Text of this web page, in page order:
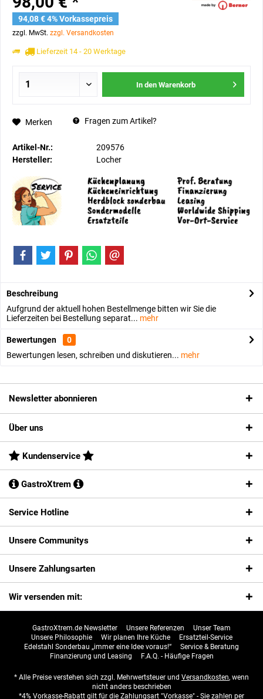
94,08 € 4% Vorkassepreis
zzgl. MwSt. zzgl. Versandkosten
Lieferzeit 14 - 20 Werktage
In den Warenkorb
Merken Fragen zum Artikel?
Artikel-Nr.:
209576
Hersteller:
Locher
Beschreibung
Aufgrund der aktuell hohen Bestellmenge bitten wir Sie die
Lieferzeiten bei Bestellung separat... mehr
Bewertungen
0
Bewertungen lesen, schreiben und diskutieren... mehr
Newsletter abonnieren
Über uns
Kundenservice
GastroXtrem
Service Hotline
Unsere Communitys
Unsere Zahlungsarten
Wir versenden mit:
GastroXtrem.de Newsletter Unsere Referenzen
Unser Team
Unsere Philosophie
Wir planen Ihre Küche
Ersatzteil-Service
Edelstahl Sonderbau „immer eine Idee voraus!“
Service & Beratung
Finanzierung und Leasing
F.A.Q. - Häufige Fragen
* Alle Preise verstehen sich zzgl. Mehrwertsteuer und Versandkosten, wenn
nicht anders beschrieben
*4% Vorkasse-Rabatt gilt für die Zahlungsart "Vorkasse" - Sie zahlen per